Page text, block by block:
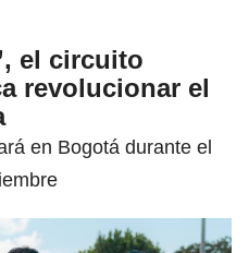
el circuito
revolucionar el
en Bogotá durante el